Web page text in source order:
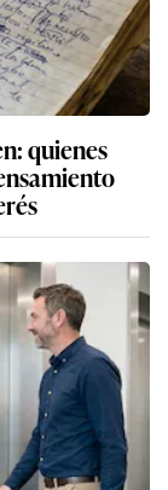
quienes